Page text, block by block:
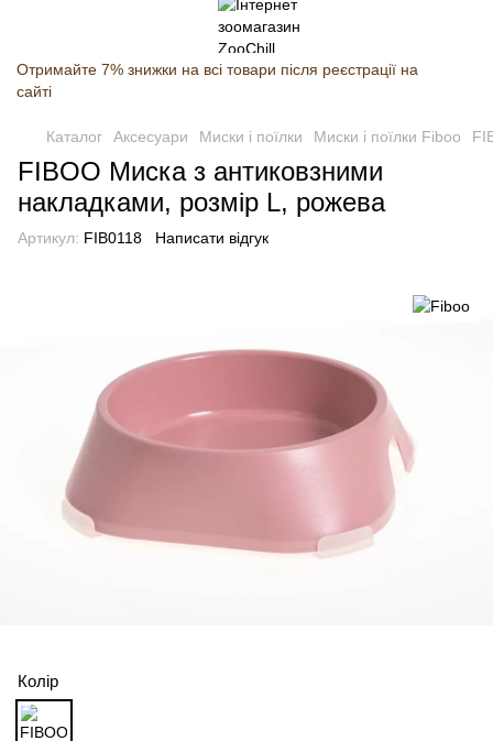
Отримайте 7% знижки на всі товари після реєстрації на
сайті
Каталог Аксесуари Миски і поїлки Миски і поїлки Fiboo
FIBOO Миска з антиковзними
накладками, розмір L, рожева
Артикул: FIB0118 Написати відгук
Колір